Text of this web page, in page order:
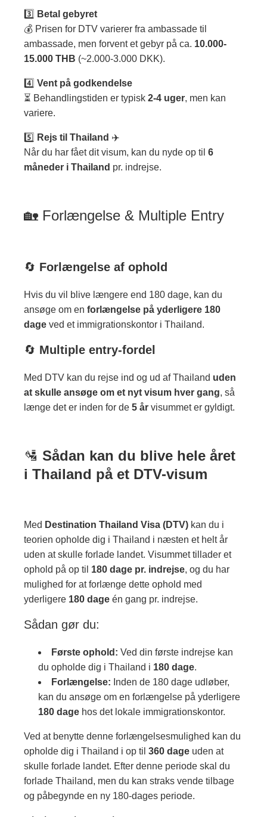
3️⃣ Betal gebyret
💰 Prisen for DTV varierer fra ambassade til
ambassade, men forvent et gebyr på ca. 10.000-
15.000 THB (~2.000-3.000 DKK).
4️⃣ Vent på godkendelse
⏳ Behandlingstiden er typisk 2-4 uger, men kan
variere.
5️⃣ Rejs til Thailand ✈️
Når du har fået dit visum, kan du nyde op til 6
måneder i Thailand pr. indrejse.
🏡 Forlængelse & Multiple Entry
🔄 Forlængelse af ophold
Hvis du vil blive længere end 180 dage, kan du
ansøge om en forlængelse på yderligere 180
dage ved et immigrationskontor i Thailand.
🔄 Multiple entry-fordel
Med DTV kan du rejse ind og ud af Thailand uden
at skulle ansøge om et nyt visum hver gang, så
længe det er inden for de 5 år visummet er gyldigt.
🛂 Sådan kan du blive hele året
i Thailand på et DTV-visum
Med Destination Thailand Visa (DTV) kan du i
teorien opholde dig i Thailand i næsten et helt år
uden at skulle forlade landet. Visummet tillader et
ophold på op til 180 dage pr. indrejse, og du har
mulighed for at forlænge dette ophold med
yderligere 180 dage én gang pr. indrejse.
Sådan gør du:
Første ophold: Ved din første indrejse kan
du opholde dig i Thailand i 180 dage.​
Forlængelse: Inden de 180 dage udløber,
kan du ansøge om en forlængelse på yderligere
180 dage hos det lokale immigrationskontor.
Ved at benytte denne forlængelsesmulighed kan du
opholde dig i Thailand i op til 360 dage uden at
skulle forlade landet. Efter denne periode skal du
forlade Thailand, men du kan straks vende tilbage
og påbegynde en ny 180-dages periode.​